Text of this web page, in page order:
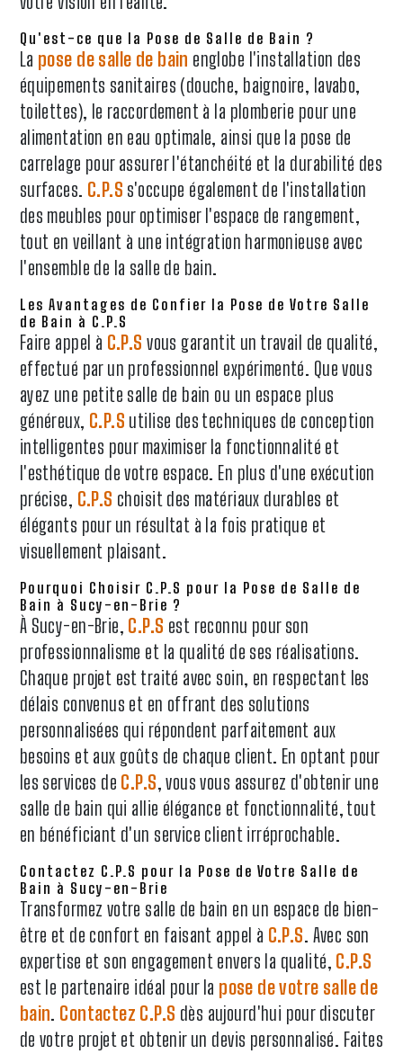
Qu'est-ce que la Pose de Salle de Bain ?
La pose de salle de bain englobe l'installation des
équipements sanitaires (douche, baignoire, lavabo,
toilettes), le raccordement à la plomberie pour une
alimentation en eau optimale, ainsi que la pose de
carrelage pour assurer l'étanchéité et la durabilité des
surfaces. C.P.S s'occupe également de l'installation
des meubles pour optimiser l'espace de rangement,
tout en veillant à une intégration harmonieuse avec
l'ensemble de la salle de bain.
Les Avantages de Confier la Pose de Votre Salle
de Bain à C.P.S
Faire appel à C.P.S vous garantit un travail de qualité,
effectué par un professionnel expérimenté. Que vous
ayez une petite salle de bain ou un espace plus
généreux, C.P.S utilise des techniques de conception
intelligentes pour maximiser la fonctionnalité et
l'esthétique de votre espace. En plus d'une exécution
précise, C.P.S choisit des matériaux durables et
élégants pour un résultat à la fois pratique et
visuellement plaisant.
Pourquoi Choisir C.P.S pour la Pose de Salle de
Bain à Sucy-en-Brie ?
À Sucy-en-Brie, C.P.S est reconnu pour son
professionnalisme et la qualité de ses réalisations.
Chaque projet est traité avec soin, en respectant les
délais convenus et en offrant des solutions
personnalisées qui répondent parfaitement aux
besoins et aux goûts de chaque client. En optant pour
les services de C.P.S, vous vous assurez d'obtenir une
salle de bain qui allie élégance et fonctionnalité, tout
en bénéficiant d'un service client irréprochable.
Contactez C.P.S pour la Pose de Votre Salle de
Bain à Sucy-en-Brie
Transformez votre salle de bain en un espace de bien-
être et de confort en faisant appel à C.P.S. Avec son
expertise et son engagement envers la qualité, C.P.S
est le partenaire idéal pour la pose de votre salle de
bain. Contactez C.P.S dès aujourd'hui pour discuter
de votre projet et obtenir un devis personnalisé. Faites